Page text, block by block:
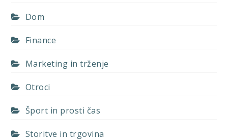
Dom
Finance
Marketing in trženje
Otroci
Šport in prosti čas
Storitve in trgovina